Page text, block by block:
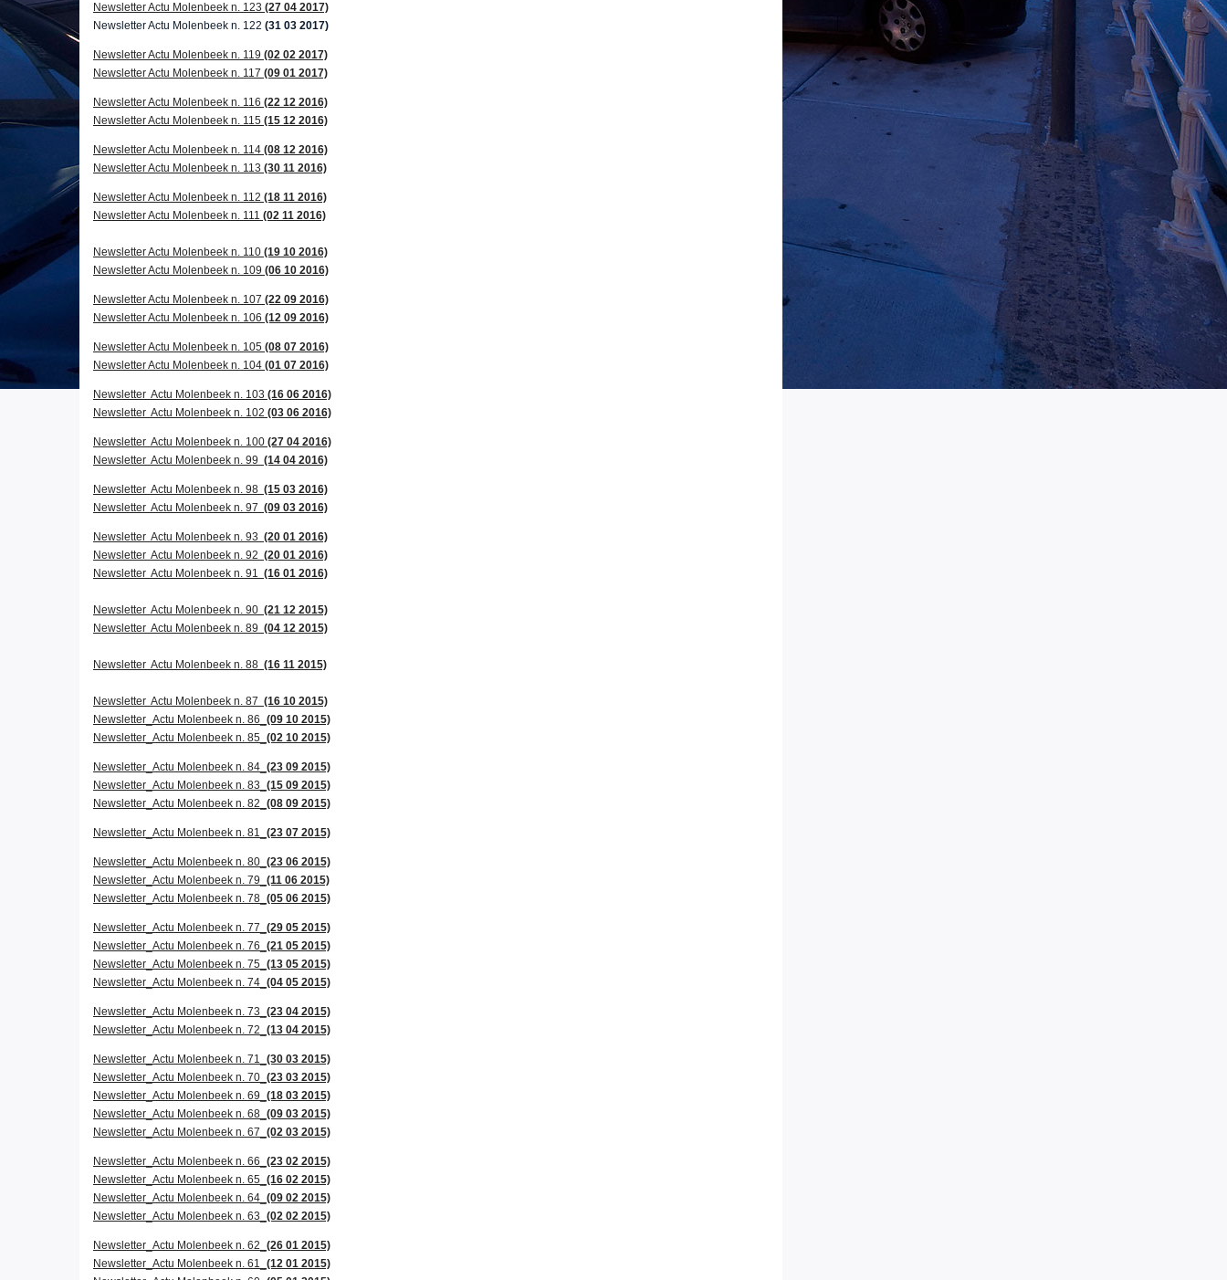
Newsletter Actu Molenbeek n. 123 (27 04 2017)
Newsletter Actu Molenbeek n. 122 (31 03 2017)
Newsletter Actu Molenbeek n. 119 (02 02 2017)
Newsletter Actu Molenbeek n. 117 (09 01 2017)
Newsletter Actu Molenbeek n. 116 (22 12 2016)
Newsletter Actu Molenbeek n. 115 (15 12 2016)
Newsletter Actu Molenbeek n. 114 (08 12 2016)
Newsletter Actu Molenbeek n. 113 (30 11 2016)
Newsletter Actu Molenbeek n. 112 (18 11 2016)
Newsletter Actu Molenbeek n. 111 (02 11 2016)
Newsletter Actu Molenbeek n. 110 (19 10 2016)
Newsletter Actu Molenbeek n. 109 (06 10 2016)
Newsletter Actu Molenbeek n. 107 (22 09 2016)
Newsletter Actu Molenbeek n. 106 (12 09 2016)
Newsletter Actu Molenbeek n. 105 (08 07 2016)
Newsletter Actu Molenbeek n. 104 (01 07 2016)
Newsletter Actu Molenbeek n. 103 (16 06 2016)
Newsletter Actu Molenbeek n. 102 (03 06 2016)
Newsletter Actu Molenbeek n. 100 (27 04 2016)
Newsletter Actu Molenbeek n. 99 (14 04 2016)
Newsletter Actu Molenbeek n. 98 (15 03 2016)
Newsletter Actu Molenbeek n. 97 (09 03 2016)
Newsletter Actu Molenbeek n. 93 (20 01 2016)
Newsletter Actu Molenbeek n. 92 (20 01 2016)
Newsletter Actu Molenbeek n. 91 (16 01 2016)
Newsletter Actu Molenbeek n. 90 (21 12 2015)
Newsletter Actu Molenbeek n. 89 (04 12 2015)
Newsletter Actu Molenbeek n. 88 (16 11 2015)
Newsletter Actu Molenbeek n. 87 (16 10 2015)
Newsletter_Actu Molenbeek n. 86_ (09 10 2015)
Newsletter_Actu Molenbeek n. 85_ (02 10 2015)
Newsletter_Actu Molenbeek n. 84_ (23 09 2015)
Newsletter_Actu Molenbeek n. 83_ (15 09 2015)
Newsletter_Actu Molenbeek n. 82_ (08 09 2015)
Newsletter_Actu Molenbeek n. 81_ (23 07 2015)
Newsletter_Actu Molenbeek n. 80_ (23 06 2015)
Newsletter_Actu Molenbeek n. 79_ (11 06 2015)
Newsletter_Actu Molenbeek n. 78_ (05 06 2015)
Newsletter_Actu Molenbeek n. 77_ (29 05 2015)
Newsletter_Actu Molenbeek n. 76_ (21 05 2015)
Newsletter_Actu Molenbeek n. 75_ (13 05 2015)
Newsletter_Actu Molenbeek n. 74_ (04 05 2015)
Newsletter_Actu Molenbeek n. 73_ (23 04 2015)
Newsletter_Actu Molenbeek n. 72_ (13 04 2015)
Newsletter_Actu Molenbeek n. 71_ (30 03 2015)
Newsletter_Actu Molenbeek n. 70_ (23 03 2015)
Newsletter_Actu Molenbeek n. 69_ (18 03 2015)
Newsletter_Actu Molenbeek n. 68_ (09 03 2015)
Newsletter_Actu Molenbeek n. 67_ (02 03 2015)
Newsletter_Actu Molenbeek n. 66_ (23 02 2015)
Newsletter_Actu Molenbeek n. 65_ (16 02 2015)
Newsletter_Actu Molenbeek n. 64_ (09 02 2015)
Newsletter_Actu Molenbeek n. 63_ (02 02 2015)
Newsletter_Actu Molenbeek n. 62_ (26 01 2015)
Newsletter_Actu Molenbeek n. 61_ (12 01 2015)